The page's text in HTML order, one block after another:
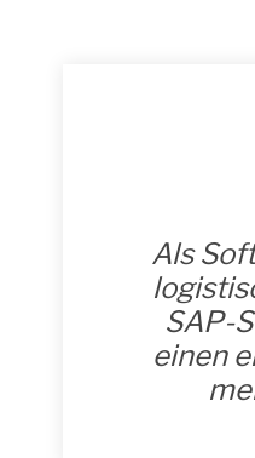
Als
SAP-
einen